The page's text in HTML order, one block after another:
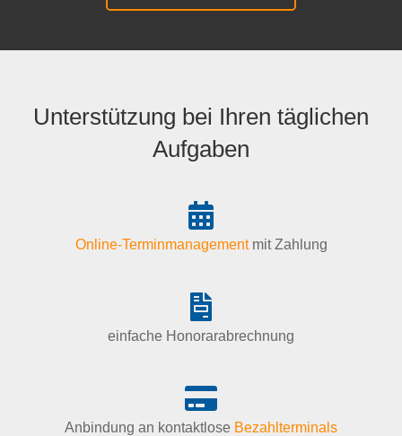
Unterstützung bei Ihren täglichen
Aufgaben
Online-Terminmanagementmit Zahlung
einfache Honorarabrechnung
Anbindung an kontaktlose Bezahlterminals